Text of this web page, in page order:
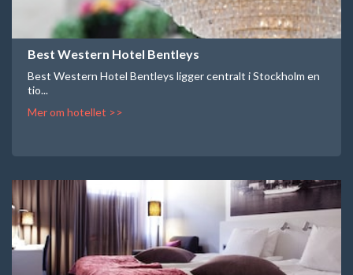
Best Western Hotel Bentleys
Best Western Hotel Bentleys ligger centralt i Stockholm en
tio...
Mer om hotellet >>